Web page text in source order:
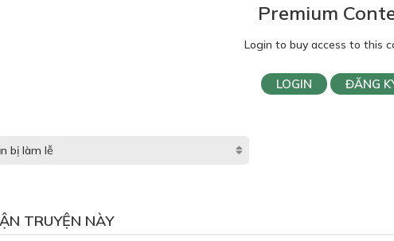
Premium
Login to buy access to this
LOGIN ĐĂNG
TRUYỆN NÀY